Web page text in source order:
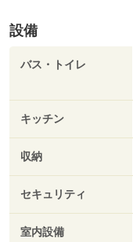
設備
バス・トイレ
キッチン
収納
セキュリティ
室内設備